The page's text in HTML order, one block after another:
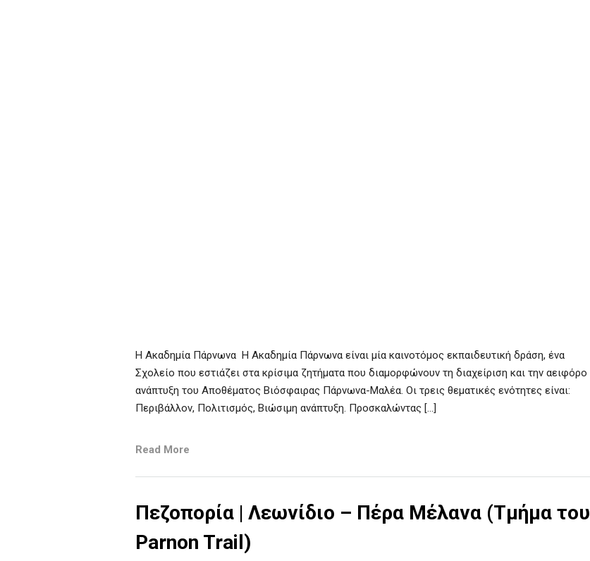
H Ακαδημία Πάρνωνα Η Ακαδημία Πάρνωνα είναι μία καινοτόμος εκπαιδευτική δράση, ένα
Σχολείο που εστιάζει στα κρίσιμα ζητήματα που διαμορφώνουν τη διαχείριση και την αειφόρο
ανάπτυξη του Αποθέματος Βιόσφαιρας Πάρνωνα-Μαλέα. Οι τρεις θεματικές ενότητες είναι:
Περιβάλλον, Πολιτισμός, Βιώσιμη ανάπτυξη. Προσκαλώντας […]
Read More
Πεζοπορία | Λεωνίδιο – Πέρα Μέλανα (Τμήμα του
Parnon Trail)